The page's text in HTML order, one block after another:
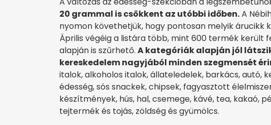
20 grammal is csökkent az utóbbi időben.A
nyomon követhetjük, hogy pontosan melyik árucikk
Április végéig a listára több, mint 600 termék került
alapján is szűrhető. A kategóriák alapján jól
kereskedelem nagyjából minden szegmensét
italok, alkoholos italok, állateledelek, barkács, autó,
édesség, sós snackek, chipsek, fagyasztott
készítmények, hús, hal, csemege, kávé, tea, kakaó,
tejtermék és tojás, zöldség és gyümölcs.